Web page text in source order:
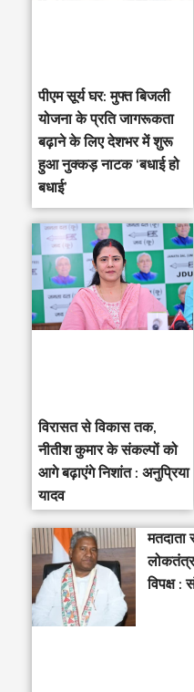
पीएम सूर्य घर: मुफ्त बिजली
योजना के प्रति जागरूकता
बढ़ाने के लिए देशभर में शुरू
हुआ नुक्कड़ नाटक ‘बधाई हो
बधाई’
विरासत से विकास तक,
नीतीश कुमार के संकल्पों को
आगे बढ़ाएंगे निशांत : अनुप्रिया
यादव
मतदाता
विपक्ष :